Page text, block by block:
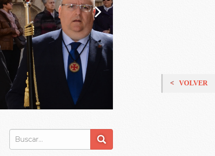
Buscar:
VOLVER